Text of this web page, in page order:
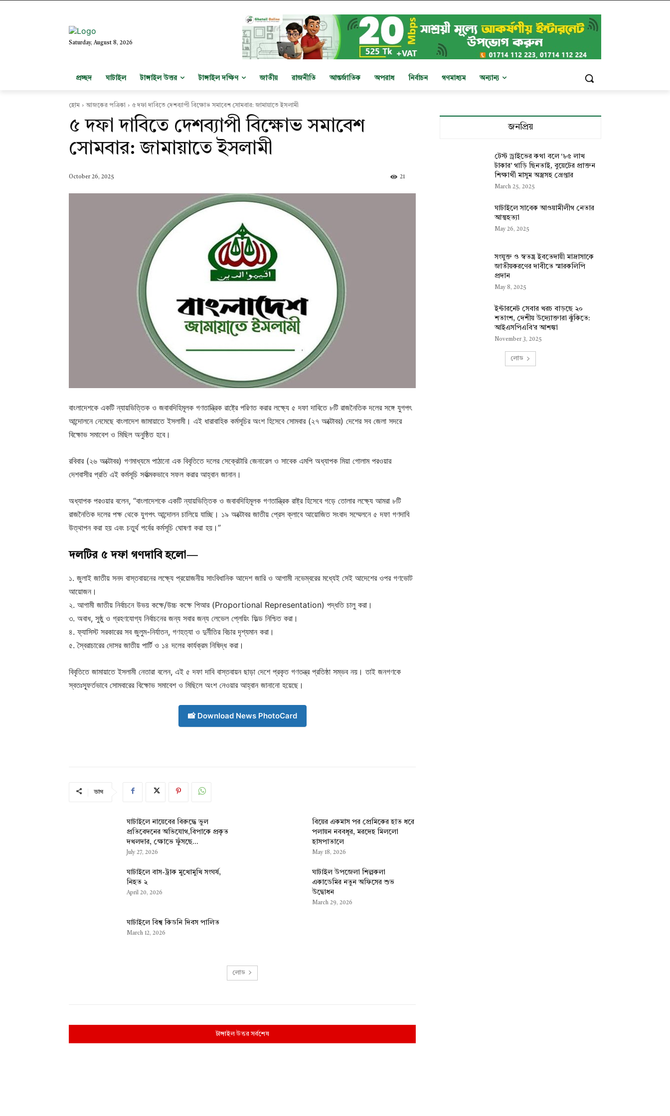
Saturday, August 8, 2026
প্রচ্ছদ ঘাটাইল টাঙ্গাইল উত্তর টাঙ্গাইল দক্ষিণ জাতীয় রাজনীতি আন্তর্জাতিক অপরাধ নির্বাচন গণমাধ্যম অন্যান্য
হোম আজকের পত্রিকা ৫ দফা দাবিতে দেশব্যাপী বিক্ষোভ সমাবেশ সোমবার: জামায়াতে ইসলামী
৫ দফা দাবিতে দেশব্যাপী বিক্ষোভ সমাবেশ
সোমবার: জামায়াতে ইসলামী
October 26, 2025 21
বাংলাদেশকে একটি ন্যায়ভিত্তিক ও জবাবদিহিমূলক গণতান্ত্রিক রাষ্ট্রে পরিণত করার লক্ষ্যে ৫ দফা দাবিতে ৮টি রাজনৈতিক দলের সঙ্গে যুগপৎ
আন্দোলনে নেমেছে বাংলাদেশ জামায়াতে ইসলামী। এই ধারাবাহিক কর্মসূচির অংশ হিসেবে সোমবার (২৭ অক্টোবর) দেশের সব জেলা সদরে
বিক্ষোভ সমাবেশ ও মিছিল অনুষ্ঠিত হবে।
রবিবার (২৬ অক্টোবর) গণমাধ্যমে পাঠানো এক বিবৃতিতে দলের সেক্রেটারি জেনারেল ও সাবেক এমপি অধ্যাপক মিয়া গোলাম পরওয়ার
দেশবাসীর প্রতি এই কর্মসূচি সর্বাত্মকভাবে সফল করার আহ্বান জানান।
অধ্যাপক পরওয়ার বলেন, “বাংলাদেশকে একটি ন্যায়ভিত্তিক ও জবাবদিহিমূলক গণতান্ত্রিক রাষ্ট্র হিসেবে গড়ে তোলার লক্ষ্যে আমরা ৮টি
রাজনৈতিক দলের পক্ষ থেকে যুগপৎ আন্দোলন চালিয়ে যাচ্ছি। ১৯ অক্টোবর জাতীয় প্রেস ক্লাবে আয়োজিত সংবাদ সম্মেলনে ৫ দফা গণদাবি
উত্থাপন করা হয় এবং চতুর্থ পর্বের কর্মসূচি ঘোষণা করা হয়।”
দলটির ৫ দফা গণদাবি হলো—
১. জুলাই জাতীয় সনদ বাস্তবায়নের লক্ষ্যে প্রয়োজনীয় সাংবিধানিক আদেশ জারি ও আগামী নভেম্বরের মধ্যেই সেই আদেশের ওপর গণভোট
আয়োজন।
২. আগামী জাতীয় নির্বাচনে উভয় কক্ষে/উচ্চ কক্ষে পিআর (Proportional Representation) পদ্ধতি চালু করা।
৩. অবাধ, সুষ্ঠু ও গ্রহণযোগ্য নির্বাচনের জন্য সবার জন্য লেভেল প্লেয়িং ফিল্ড নিশ্চিত করা।
৪. ফ্যাসিস্ট সরকারের সব জুলুম-নির্যাতন, গণহত্যা ও দুর্নীতির বিচার দৃশ্যমান করা।
৫. স্বৈরাচারের দোসর জাতীয় পার্টি ও ১৪ দলের কার্যক্রম নিষিদ্ধ করা।
বিবৃতিতে জামায়াতে ইসলামী নেতারা বলেন, এই ৫ দফা দাবি বাস্তবায়ন ছাড়া দেশে প্রকৃত গণতন্ত্র প্রতিষ্ঠা সম্ভব নয়। তাই জনগণকে
স্বতঃস্ফূর্তভাবে সোমবারের বিক্ষোভ সমাবেশ ও মিছিলে অংশ নেওয়ার আহ্বান জানানো হয়েছে।
📸 Download News PhotoCard
ভাগ
ঘাটাইলে নায়েবের বিরুদ্ধে ভুল
প্রতিবেদনের অভিযোগ,বিপাকে প্রকৃত
দখলদার, ক্ষোভে ফুঁসছে...
July 27, 2026
বিয়ের একমাস পর প্রেমিকের হাত ধরে
পলায়ন নববধূর, মরদেহ মিললো
হাসপাতালে
May 18, 2026
ঘাটাইলে বাস-ট্রাক মুখোমুখি সংঘর্ষ,
নিহত ২
April 20, 2026
ঘাটাইল উপজেলা শিল্পকলা
একাডেমির নতুন অফিসের শুভ
উদ্বোধন
March 29, 2026
ঘাটাইলে বিশ্ব কিডনি দিবস পালিত
March 12, 2026
লোড
টাঙ্গাইল উত্তর সর্বশেষ
জনপ্রিয়
টেস্ট ড্রাইভের কথা বলে ‘৮৫ লাখ
টাকার’ গাড়ি ছিনতাই, বুয়েটের প্রাক্তন
শিক্ষার্থী মাসুম অস্ত্রসহ গ্রেপ্তার
March 25, 2025
ঘাটাইলে সাবেক আওয়ামীলীগ নেতার
আত্মহত্যা
May 26, 2025
সংযুক্ত ও স্বতন্ত্র ইবতেদায়ী মাদ্রাসাকে
জাতীয়করণের দাবীতে স্মারকলিপি
প্রদান
May 8, 2025
ইন্টারনেট সেবার খরচ বাড়ছে ২০
শতাংশ, দেশীয় উদ্যোক্তারা ঝুঁকিতে:
আইএসপিএবি’র আশঙ্কা
November 3, 2025
লোড